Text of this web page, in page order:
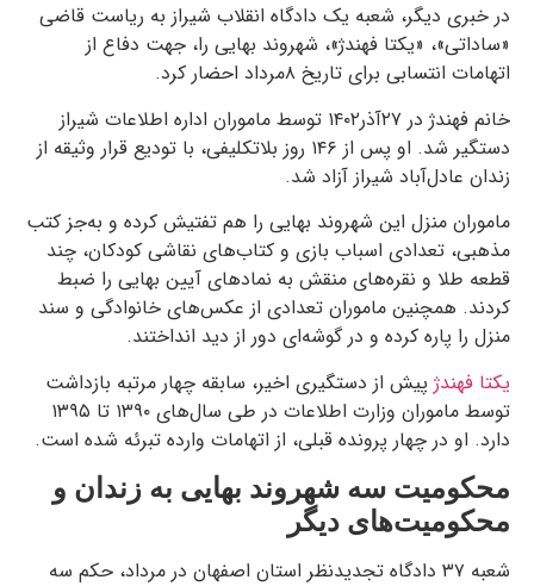
در خبری دیگر، شعبه یک دادگاه انقلاب شیراز به ریاست قاضی
«ساداتی»، «یکتا فهندژ»، شهروند بهایی را، جهت دفاع از
اتهامات انتسابی برای تاریخ ۸مرداد احضار کرد.
خانم فهندژ در ۲۷آذر۱۴۰۲ توسط ماموران اداره اطلاعات شیراز
دستگیر شد. او پس از ۱۴۶ روز بلاتکلیفی، با تودیع قرار وثیقه از
زندان عادل‌آباد شیراز آزاد شد.
ماموران منزل این شهروند بهایی را هم تفتیش کرده و به‌جز کتب
مذهبی، تعدادی اسباب بازی و کتاب‌های نقاشی کودکان، چند
قطعه طلا و نقره‌های منقش به نمادهای آیین بهایی را ضبط
کردند. همچنین ماموران تعدادی از عکس‌های خانوادگی و سند
منزل را پاره کرده و در گوشه‌ای دور از دید انداختند.
یکتا فهندژپیش از دستگیری اخیر، سابقه چهار مرتبه بازداشت
توسط ماموران وزارت اطلاعات در طی سال‌های ۱۳۹۰ تا ۱۳۹۵
دارد. او در چهار پرونده قبلی، از اتهامات وارده تبرئه شده است.
محکومیت سه شهروند بهایی به زندان و
محکومیت‌های دیگر
شعبه ۳۷ دادگاه تجدیدنظر استان اصفهان در مرداد، حکم سه